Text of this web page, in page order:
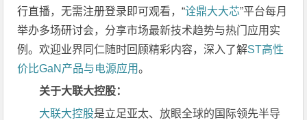
行直播，无需注册登录即可观看，“诠鼎大大芯”平台每月
举办多场研讨会，分享市场最新技术趋势与热门应用实
例。欢迎业界同仁随时回顾精彩内容，深入了解ST高性
价比GaN产品与电源应用。
关于大联大控股：
大联大控股是立足亚太、放眼全球的国际领先半导